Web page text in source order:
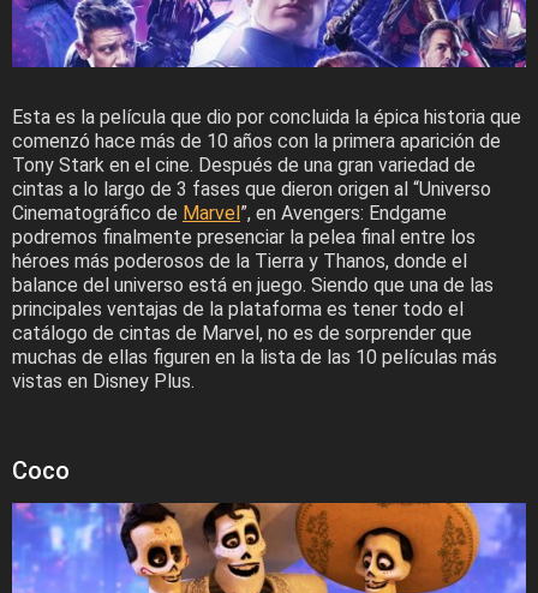
Esta es la película que dio por concluida la épica historia que
comenzó hace más de 10 años con la primera aparición de
Tony Stark en el cine. Después de una gran variedad de
cintas a lo largo de 3 fases que dieron origen al “Universo
Cinematográfico de Marvel”, en Avengers: Endgame
podremos finalmente presenciar la pelea final entre los
héroes más poderosos de la Tierra y Thanos, donde el
balance del universo está en juego. Siendo que una de las
principales ventajas de la plataforma es tener todo el
catálogo de cintas de Marvel, no es de sorprender que
muchas de ellas figuren en la lista de las 10 películas más
vistas en Disney Plus.
Coco